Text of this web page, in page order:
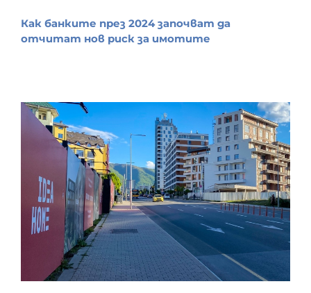
Как банките през 2024 започват да
отчитат нов риск за имотите